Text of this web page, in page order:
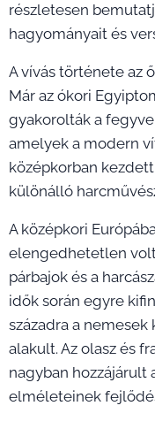
részletesen
hagyományait és
A vívás története az
Már az ókori
gyakorolták a
amelyek a modern
középkorban
különálló
A középkori
elengedhetetlen
párbajok és a
idők során egyre
századra a
alakult. Az olasz és
nagyban hozzájárult
elméleteinek